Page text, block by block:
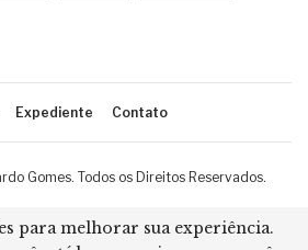
Expediente Contato
Gomes. Todos os Direitos Reservados.
Ricard Cristian
para melhorar sua experiência.